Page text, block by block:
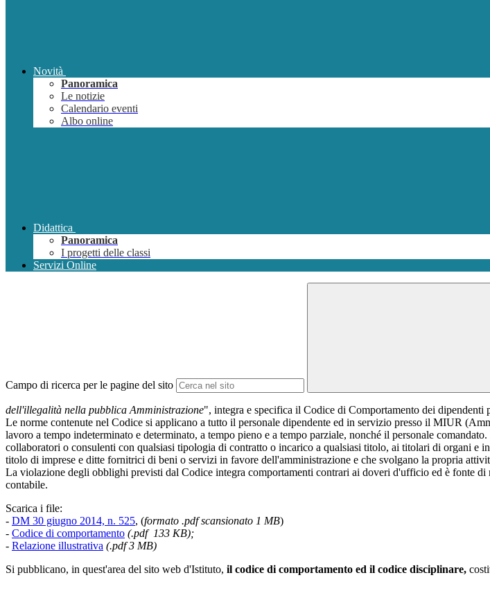
Novità
Panoramica
Le notizie
Calendario eventi
Albo online
Didattica
Panoramica
I progetti delle classi
Servizi Online
Campo di ricerca per le pagine del sito
dell'illegalità nella pubblica Amministrazione", integra e specifica il Codice di Comportamento dei
Le norme contenute nel Codice si applicano a tutto il personale dipendente ed in servizio presso il MIUR
lavoro a tempo indeterminato e determinato, a tempo pieno e a tempo parziale, nonché il personale
collaboratori o consulenti con qualsiasi tipologia di contratto o incarico a qualsiasi titolo, ai titolari di organi
titolo di imprese e ditte fornitrici di beni o servizi in favore dell'amministrazione e che svolgano la propria
La violazione degli obblighi previsti dal Codice integra comportamenti contrari ai doveri d'ufficio ed è fonte
contabile.
Scarica i file:
- DM 30 giugno 2014, n. 525, (formato .pdf scansionato 1 MB)
- Codice di comportamento (.pdf 133 KB);
- Relazione illustrativa (.pdf 3 MB)
Si pubblicano, in quest'area del sito web d'Istituto, il codice di comportamento ed il codice disciplinare,